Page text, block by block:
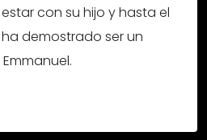
con su hijo y hasta el
demostrado ser un